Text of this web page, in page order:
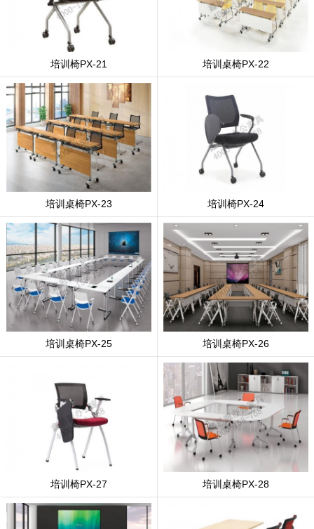
培训椅PX-21 培训桌椅PX-22
培训桌椅PX-23 培训椅PX-24
培训桌椅PX-25 培训桌椅PX-26
培训椅PX-27 培训桌椅PX-28